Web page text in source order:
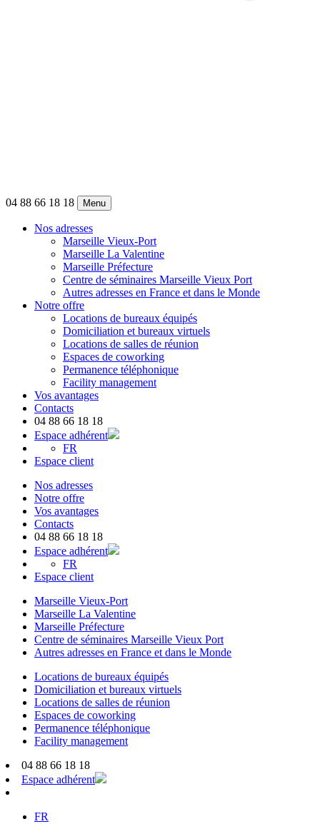
04 88 66 18 18 Menu
Nos adresses
Marseille Vieux-Port
Marseille La Valentine
Marseille Préfecture
Centre de séminaires Marseille Vieux Port
Autres adresses en France et dans le Monde
Notre offre
Locations de bureaux équipés
Domiciliation et bureaux virtuels
Locations de salles de réunion
Espaces de coworking
Permanence téléphonique
Facility management
Vos avantages
Contacts
04 88 66 18 18
Espace adhérent
FR
Espace client
Nos adresses
Notre offre
Vos avantages
Contacts
04 88 66 18 18
Espace adhérent
FR
Espace client
Marseille Vieux-Port
Marseille La Valentine
Marseille Préfecture
Centre de séminaires Marseille Vieux Port
Autres adresses en France et dans le Monde
Locations de bureaux équipés
Domiciliation et bureaux virtuels
Locations de salles de réunion
Espaces de coworking
Permanence téléphonique
Facility management
04 88 66 18 18
Espace adhérent
FR